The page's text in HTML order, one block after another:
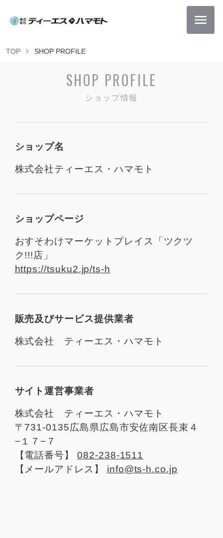
TOP SHOP PROFILE
SHOP PROFILE
ショップ情報
ショップ名
株式会社ティーエス・ハマモト
ショップページ
おすそわけマーケットプレイス「ツクツ
ク!!!店」
https://tsuku2.jp/ts-h
販売及びサービス提供業者
株式会社 ティーエス・ハマモト
サイト運営事業者
株式会社 ティーエス・ハマモト
〒731-0135広島県広島市安佐南区長束４
−１７−７
【電話番号】082-238-1511
【メールアドレス】 info@ts-h.co.jp